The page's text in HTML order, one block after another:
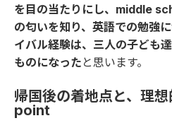
を目の当たりにし、middle
の匂いを知り、英語での勉強
イバル経験は、三人の子ども
ものになった と思います。
帰国後の着地点と、理
point